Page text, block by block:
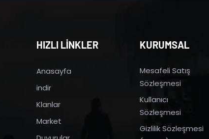
HIZLI LİNKLER
Anasayfa
indir
Klanlar
Market
KURUMSAL
Mesafeli Satış
Sözleşmesi
Kullanıcı
Sözleşmesi
Gizlilik Sözleşmesi